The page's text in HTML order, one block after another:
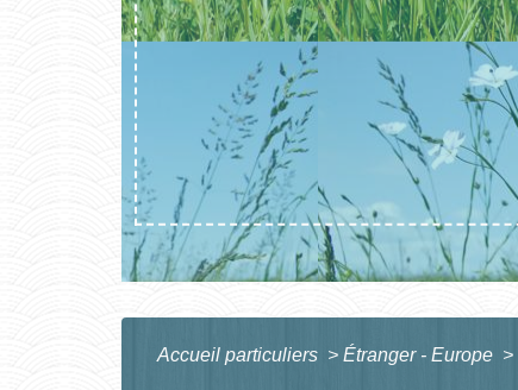
Accueil particuliers > Étranger - Europe >